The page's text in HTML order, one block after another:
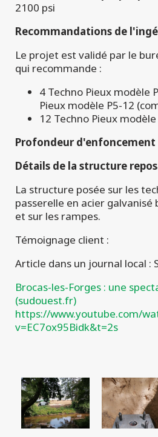
2100 psi
Recommandations de
Le projet est validé par le
qui recommande :
4 Techno Pieux modèle
Pieux modèle P5-12
12 Techno Pieux
Profondeur d'enfoncement
Détails de la structure
La structure posée sur les
passerelle en acier galvanisé
et sur les rampes.
Témoignage client :
Article dans un journal local :
Brocas-les-Forges : une
(sudouest.fr)
https://www.youtube.com/
v=EC7ox95Bidk&t=2s